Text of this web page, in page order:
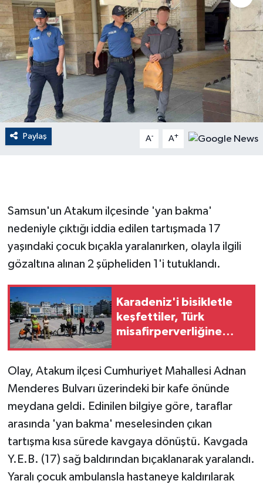
Paylaş A- A+
Samsun'un Atakum ilçesinde 'yan bakma'
nedeniyle çıktığı iddia edilen tartışmada 17
yaşındaki çocuk bıçakla yaralanırken, olayla ilgili
gözaltına alınan 2 şüpheliden 1'i tutuklandı.
Karadeniz'i bisikletle
keşfettiler, Türk
misafirperverliğine
Olay, Atakum ilçesi Cumhuriyet Mahallesi Adnan
Menderes Bulvarı üzerindeki bir kafe önünde
meydana geldi. Edinilen bilgiye göre, taraflar
arasında 'yan bakma' meselesinden çıkan
tartışma kısa sürede kavgaya dönüştü. Kavgada
Y.E.B. (17) sağ baldırından bıçaklanarak yaralandı.
Yaralı çocuk ambulansla hastaneye kaldırılarak
Dış Haberler
Dünya
EĞİTİM
EKONOMİ
English News
GENEL
Güvenlik
HABERDE İNSAN
İNSAN
İş Dünyası
Jandarma
Kadın